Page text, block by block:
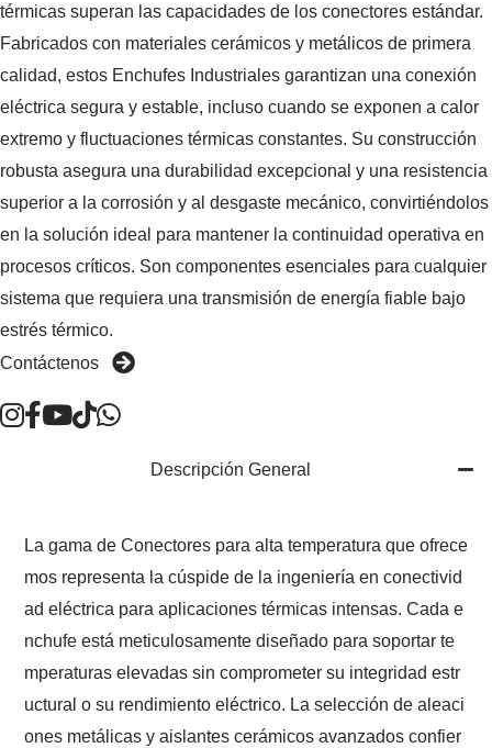
térmicas superan las capacidades de los conectores estándar.
Fabricados con materiales cerámicos y metálicos de primera
calidad, estos Enchufes Industriales garantizan una conexión
eléctrica segura y estable, incluso cuando se exponen a calor
extremo y fluctuaciones térmicas constantes. Su construcción
robusta asegura una durabilidad excepcional y una resistencia
superior a la corrosión y al desgaste mecánico, convirtiéndolos
en la solución ideal para mantener la continuidad operativa en
procesos críticos. Son componentes esenciales para cualquier
sistema que requiera una transmisión de energía fiable bajo
estrés térmico.
Contáctenos
Descripción General
La gama de Conectores para alta temperatura que ofrece
mos representa la cúspide de la ingeniería en conectivid
ad eléctrica para aplicaciones térmicas intensas. Cada e
nchufe está meticulosamente diseñado para soportar te
mperaturas elevadas sin comprometer su integridad estr
uctural o su rendimiento eléctrico. La selección de aleaci
ones metálicas y aislantes cerámicos avanzados confier